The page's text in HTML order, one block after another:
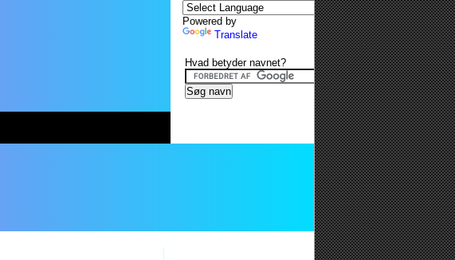
Powered by
Translate
Hvad betyder navnet?